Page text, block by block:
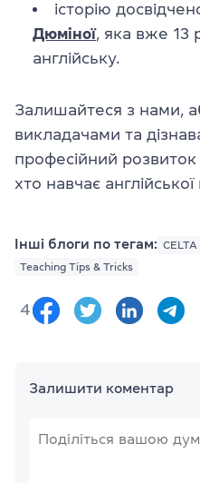
історію
Дюміної, яка вже 13
англійську.
Залишайтеся з нами,
викладачами та
професійний
хто навчає
Інші блоги по тегам: CELTA
Teaching Tips & Tricks
4
Залишити коментар